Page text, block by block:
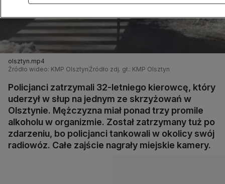
olsztyn.mp4
Źródło wideo: KMP Olsztyn Źródło zdj. gł.: KMP Olsztyn
Policjanci zatrzymali 32-letniego kierowcę, który
uderzył w słup na jednym ze skrzyżowań w
Olsztynie. Mężczyzna miał ponad trzy promile
alkoholu w organizmie. Został zatrzymany tuż po
zdarzeniu, bo policjanci tankowali w okolicy swój
radiowóz. Całe zajście nagrały miejskie kamery.